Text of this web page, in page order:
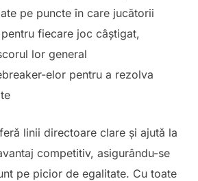
pe puncte în care jucătorii
fiecare joc câștigat,
lor general
elor pentru a rezolva
linii directoare clare și ajută la
competitiv, asigurându-se
pe picior de egalitate. Cu toate